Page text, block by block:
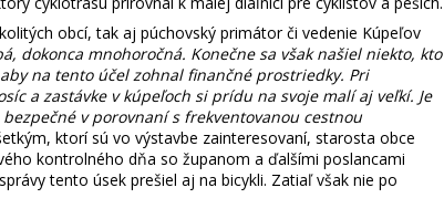
obcí, tak aj púchovský primátor či vedenie Kúpeľov
dokonca mnohoročná. Konečne sa však našiel niekto, kto
na tento účel zohnal finančné prostriedky. Pri
a zastávke v kúpeľoch si prídu na svoje malí aj veľkí. Je
v porovnaní s frekventovanou cestnou
ktorí sú vo výstavbe zainteresovaní, starosta obce
kontrolného dňa so županom a ďalšími poslancami
tento úsek prešiel aj na bicykli. Zatiaľ však nie po